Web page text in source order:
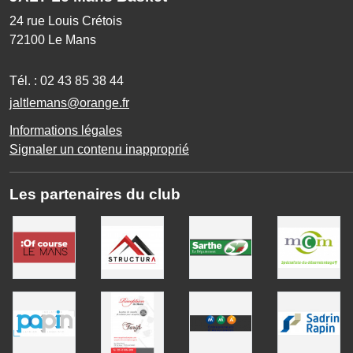
24 rue Louis Crétois
72100 Le Mans
Tél. : 02 43 85 38 44
jaltlemans@orange.fr
Informations légales
Signaler un contenu inapproprié
Les partenaires du club